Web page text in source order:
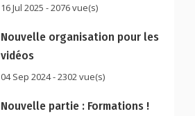
16 Jul 2025 - 2076 vue(s)
Nouvelle organisation pour les
vidéos
04 Sep 2024 - 2302 vue(s)
Nouvelle partie : Formations !